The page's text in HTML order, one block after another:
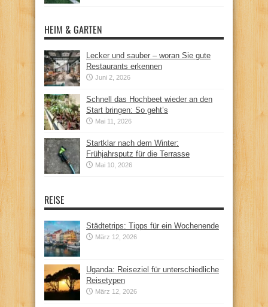
HEIM & GARTEN
Lecker und sauber – woran Sie gute
Restaurants erkennen
Juni 2, 2026
Schnell das Hochbeet wieder an den
Start bringen: So geht’s
Mai 11, 2026
Startklar nach dem Winter:
Frühjahrsputz für die Terrasse
Mai 10, 2026
REISE
Städtetrips: Tipps für ein Wochenende
März 12, 2026
Uganda: Reiseziel für unterschiedliche
Reisetypen
März 12, 2026